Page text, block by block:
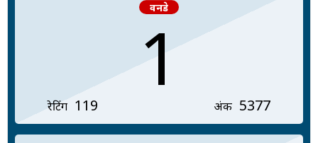
वनडे
1
रेटिंग 119 अंक 5377